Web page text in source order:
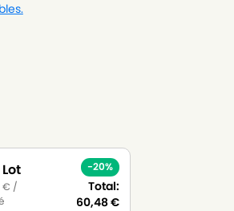
€ /
-20%
Total:
60,48€